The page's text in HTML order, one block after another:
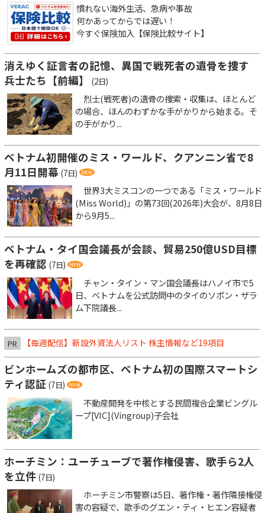
慣れない海外生活、急病や事故
何かあってからでは遅い！
今すぐ保険加入【保険比較サイト】
消えゆく証言者の記憶、異国で戦死者の遺骨を捜す
兵士たち【前編】
(2日)
烈士(戦死者)の遺骨の捜索・収集は、ほとんど
の場合、ほんのわずかな手がかりから始まる。そ
の手がかり...
ベトナム初開催のミス・ワールド、クアンニン省で8
月11日開幕 (7日)
世界3大ミスコンの一つである「ミス・ワールド
(Miss World)」の第73回(2026年)大会が、8月8日
から9月5...
ベトナム・タイ国会議長が会談、貿易250億USD目標
を再確認 (7日)
チャン・タイン・マン国会議長はハノイ市で5
日、ベトナムを公式訪問中のタイのソポン・ザラ
ム下院議長...
PR 【毎週配信】新設外資法人リスト 株主情報など19項目
ビンホームズの都市区、ベトナム初の国際スマートシ
ティ認証 (7日)
不動産開発を中核とする民間複合企業ビングル
ープ[VIC](Vingroup)子会社
ホーチミン：ユーチューブで著作権侵害、歌手ら2人
を立件 (7日)
ホーチミン市警察は5日、著作権・著作隣接権侵
害の容疑で、歌手のグエン・ティ・ヒエン容疑者